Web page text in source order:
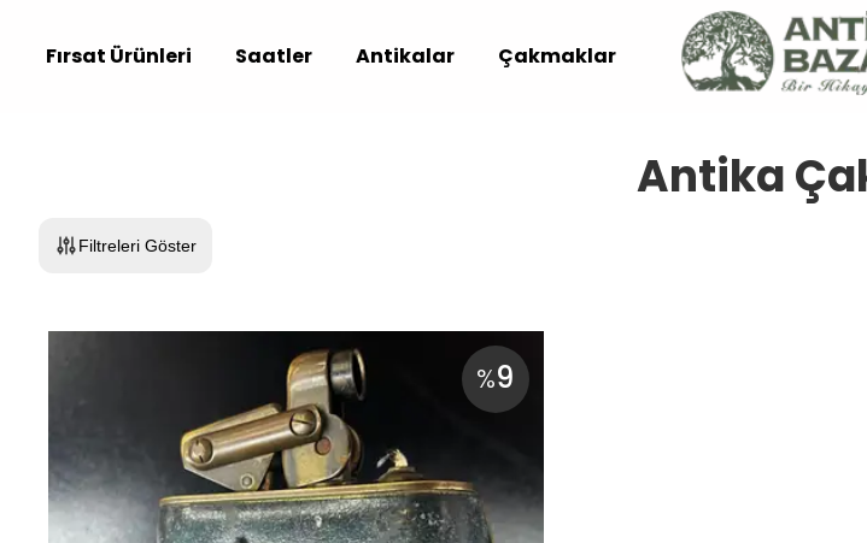
Fırsat Ürünleri Saatler Antikalar Çakmaklar
Antika
Filtreleri Göster
%9